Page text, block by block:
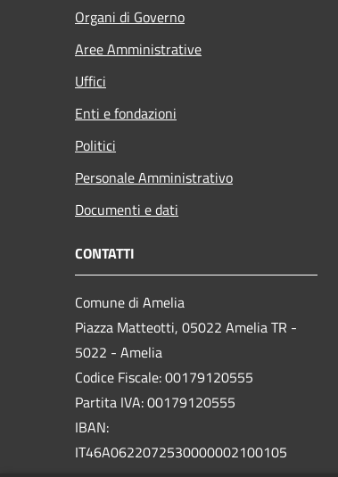
Organi di Governo
Aree Amministrative
Uffici
Enti e fondazioni
Politici
Personale Amministrativo
Documenti e dati
CONTATTI
Comune di Amelia
Piazza Matteotti, 05022 Amelia TR -
5022 - Amelia
Codice Fiscale: 00179120555
Partita IVA: 00179120555
IBAN:
IT46A0622072530000002100105